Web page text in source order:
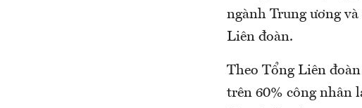
ngành Trung ương
Liên đoàn.
Theo Tổng Liên
trên 60% công nhân